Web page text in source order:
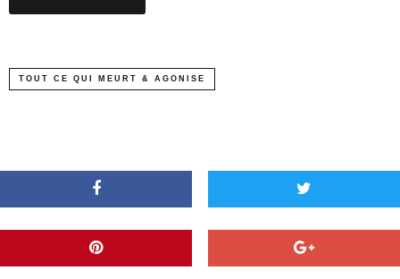
TOUT CE QUI MEURT & AGONISE